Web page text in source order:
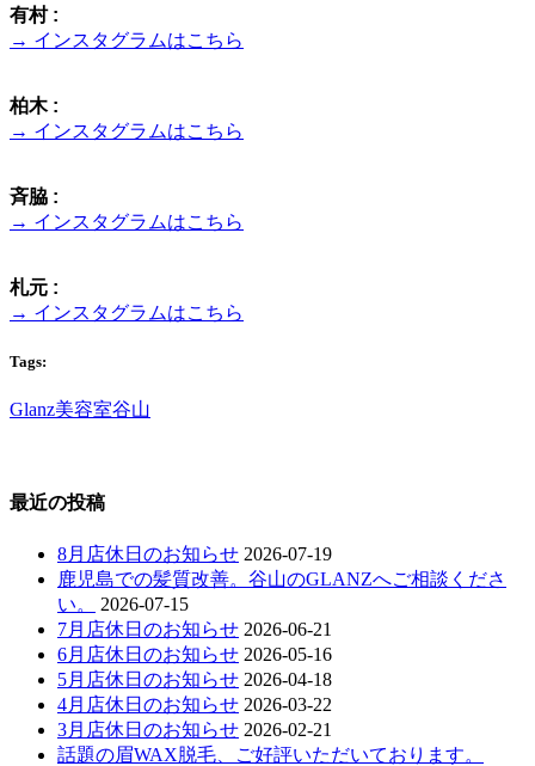
有村 :
→ インスタグラムはこちら
柏木 :
→ インスタグラムはこちら
斉脇 :
→ インスタグラムはこちら
札元 :
→ インスタグラムはこちら
Tags:
Glanz美容室谷山
最近の投稿
8月店休日のお知らせ 2026-07-19
鹿児島での髪質改善。谷山のGLANZへご相談くださ
い。
2026-07-15
7月店休日のお知らせ 2026-06-21
6月店休日のお知らせ 2026-05-16
5月店休日のお知らせ 2026-04-18
4月店休日のお知らせ 2026-03-22
3月店休日のお知らせ 2026-02-21
話題の眉WAX脱毛、ご好評いただいております。